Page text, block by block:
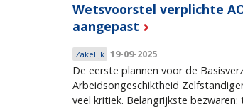
Wetsvoorstel verplichte
aangepast
Zakelijk 19-09-2025
De eerste plannen voor de
Arbeidsongeschiktheid
veel kritiek. Belangrijkste